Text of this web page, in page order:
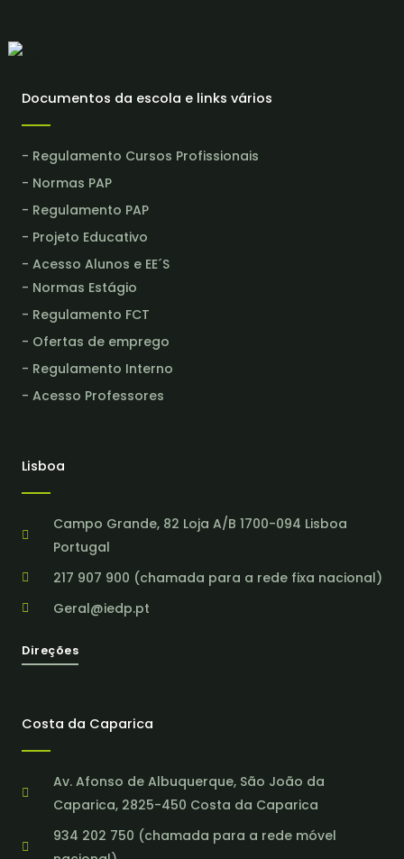
Documentos da escola e links vários
- Regulamento Cursos Profissionais
- Normas PAP
- Regulamento PAP
- Projeto Educativo
- Acesso Alunos e EE´S
- Normas Estágio
- Regulamento FCT
- Ofertas de emprego
- Regulamento Interno
- Acesso Professores
Lisboa
Campo Grande, 82 Loja A/B 1700-094 Lisboa
Portugal
217 907 900 (chamada para a rede fixa nacional)
Geral@iedp.pt
Direções
Costa da Caparica
Av. Afonso de Albuquerque, São João da
Caparica, 2825-450 Costa da Caparica
934 202 750 (chamada para a rede móvel